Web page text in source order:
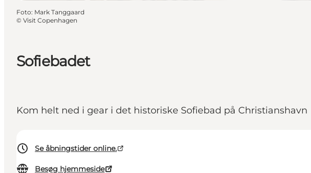
Sofiebadet
Kom helt ned i gear i det historiske Sofiebad på Christianshavn
Se åbningstider online.
Besøg hjemmeside
Foto: Mark Tanggaard
© Visit Copenhagen